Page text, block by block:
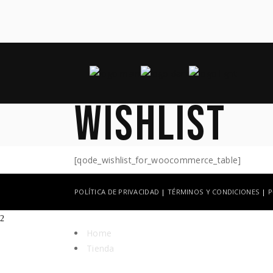
WISHLIST
[qode_wishlist_for_woocommerce_table]
POLÍTICA DE PRIVACIDAD |TÉRMINOS Y CONDICIONES |
Home
Tienda